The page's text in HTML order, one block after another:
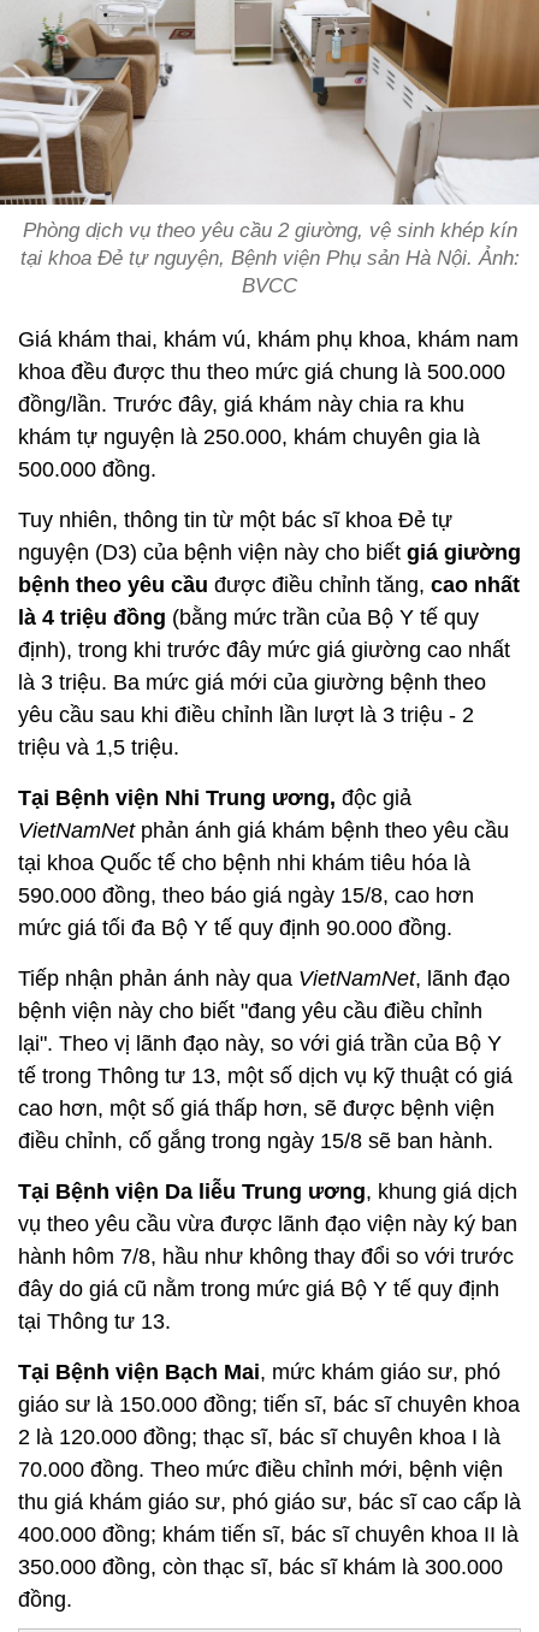
Phòng dịch vụ theo yêu cầu 2 giường, vệ sinh khép kín
tại khoa Đẻ tự nguyện, Bệnh viện Phụ sản Hà Nội. Ảnh:
BVCC
Giá khám thai, khám vú, khám phụ khoa, khám nam
khoa đều được thu theo mức giá chung là 500.000
đồng/lần. Trước đây, giá khám này chia ra khu
khám tự nguyện là 250.000, khám chuyên gia là
500.000 đồng.
Tuy nhiên, thông tin từ một bác sĩ khoa Đẻ tự
nguyện (D3) của bệnh viện này cho biết giá giường
bệnh theo yêu cầu được điều chỉnh tăng, cao nhất
là 4 triệu đồng (bằng mức trần của Bộ Y tế quy
định), trong khi trước đây mức giá giường cao nhất
là 3 triệu. Ba mức giá mới của giường bệnh theo
yêu cầu sau khi điều chỉnh lần lượt là 3 triệu - 2
triệu và 1,5 triệu.
Tại Bệnh viện Nhi Trung ương, độc giả
VietNamNetphản ánh giá khám bệnh theo yêu cầu
tại khoa Quốc tế cho bệnh nhi khám tiêu hóa là
590.000 đồng, theo báo giá ngày 15/8, cao hơn
mức giá tối đa Bộ Y tế quy định 90.000 đồng.
Tiếp nhận phản ánh này qua VietNamNet, lãnh đạo
bệnh viện này cho biết "đang yêu cầu điều chỉnh
lại". Theo vị lãnh đạo này, so với giá trần của Bộ Y
tế trong Thông tư 13, một số dịch vụ kỹ thuật có giá
cao hơn, một số giá thấp hơn, sẽ được bệnh viện
điều chỉnh, cố gắng trong ngày 15/8 sẽ ban hành.
Tại Bệnh viện Da liễu Trung ương, khung giá dịch
vụ theo yêu cầu vừa được lãnh đạo viện này ký ban
hành hôm 7/8, hầu như không thay đổi so với trước
đây do giá cũ nằm trong mức giá Bộ Y tế quy định
tại Thông tư 13.
Tại Bệnh viện Bạch Mai, mức khám giáo sư, phó
giáo sư là 150.000 đồng; tiến sĩ, bác sĩ chuyên khoa
2 là 120.000 đồng; thạc sĩ, bác sĩ chuyên khoa I là
70.000 đồng. Theo mức điều chỉnh mới, bệnh viện
thu giá khám giáo sư, phó giáo sư, bác sĩ cao cấp là
400.000 đồng; khám tiến sĩ, bác sĩ chuyên khoa II là
350.000 đồng, còn thạc sĩ, bác sĩ khám là 300.000
đồng.